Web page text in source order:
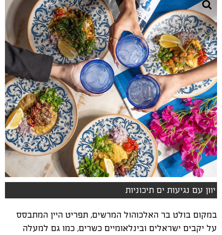
יוון עם נגיעות ים תיכוניות
במקום בולט בר האלכוהול המרשים, תפריט היין המתבסס
על יקבים ישראלים ובינלאומיים כשרים, כמו גם למעלה